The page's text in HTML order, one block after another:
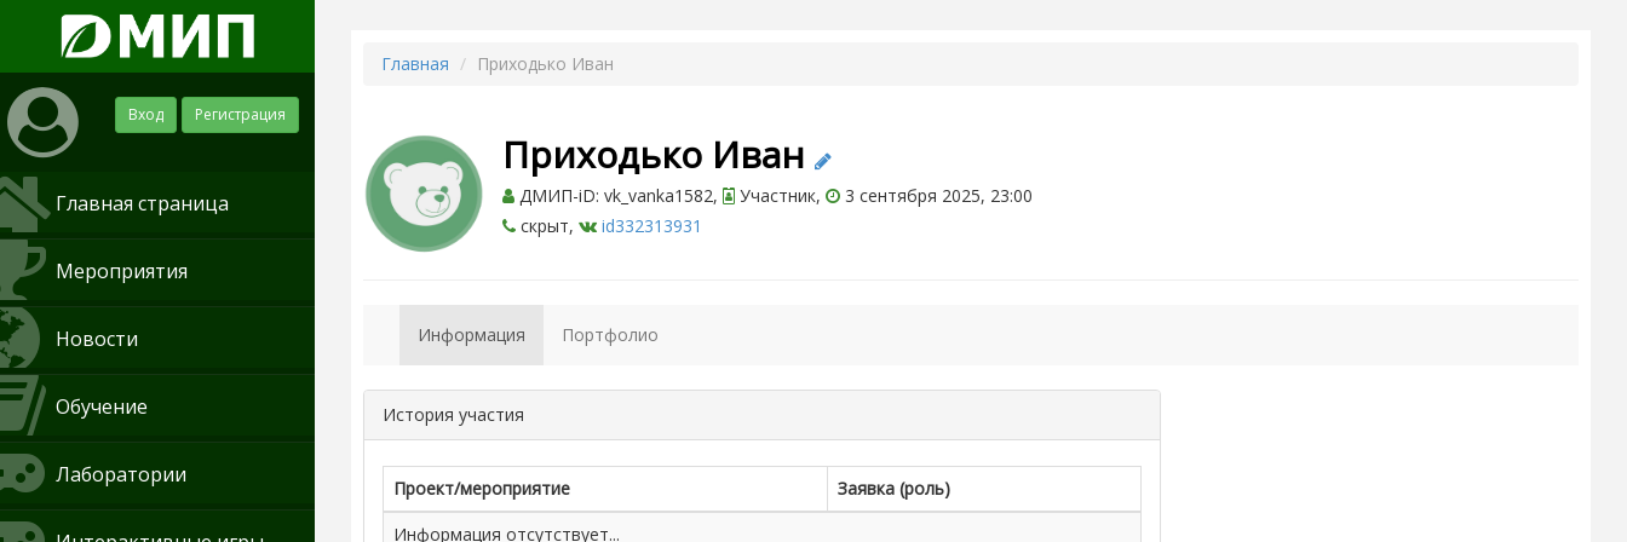
Вход Регистрация
Главная страница
Мероприятия
Новости
Обучение
Лаборатории
Главная Приходько Иван
Приходько Иван
ДМИП-iD: vk_vanka1582, Участник,
3 сентября 2025, 23:00
скрыт,
id332313931
Информация Портфолио
История участия
Проект/мероприятие
Заявка (роль)
Информация отсутствует...